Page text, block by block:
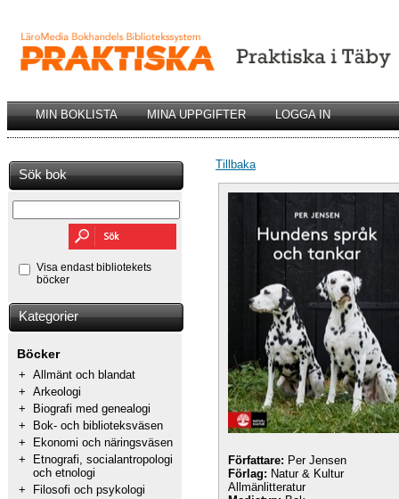
MIN BOKLISTA MINA UPPGIFTER LOGGA IN
Sök bok
Visa endast bibliotekets
böcker
Kategorier
Böcker
+ Allmänt och blandat
+ Arkeologi
+
Biografi med genealogi
+
Bok- och biblioteksväsen
+
Ekonomi och näringsväsen
+
Etnografi, socialantropologi
och etnologi
+
Filosofi och psykologi
Tillbaka
Författare: Per Jensen
Förlag: Natur & Kultur
Allmänlitteratur